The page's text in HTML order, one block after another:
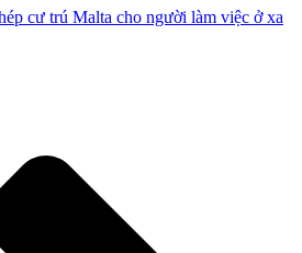
cư trú Malta cho người làm việc ở xa